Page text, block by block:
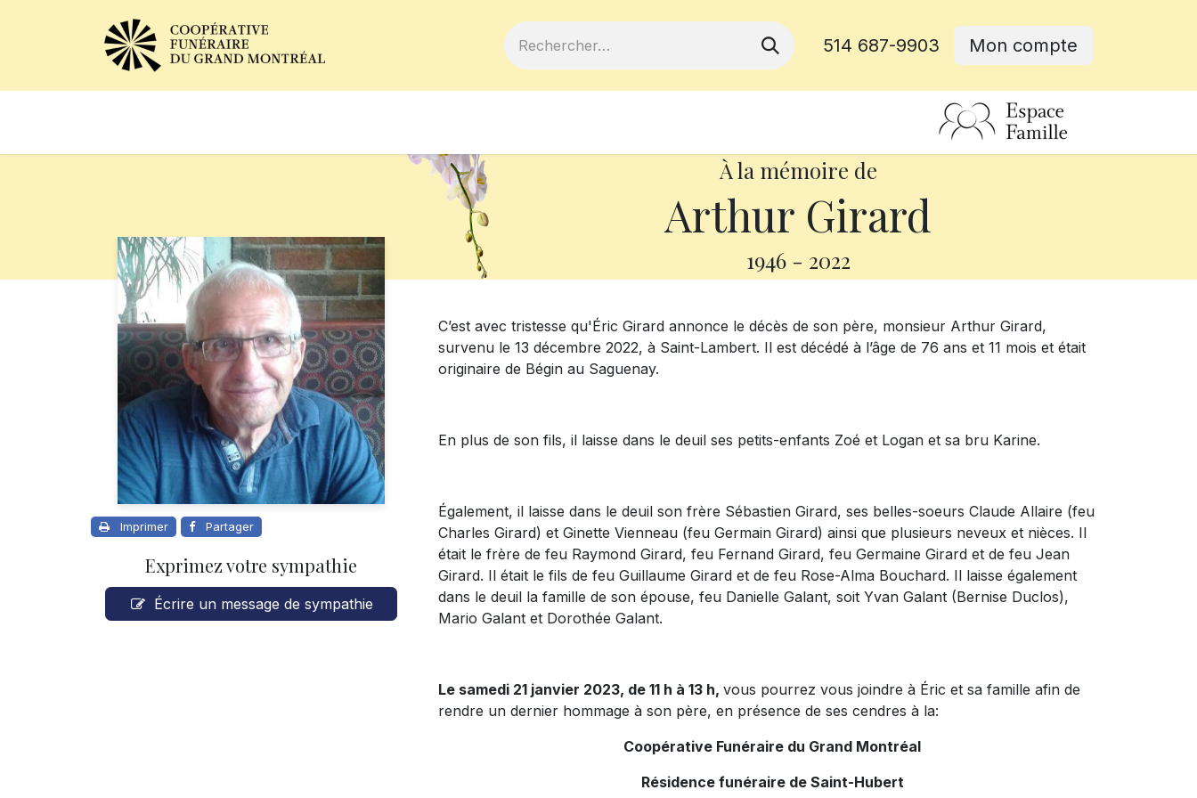
514 687-9903 Mon compte
À la mémoire de
Arthur Girard
1946 - 2022
Imprimer Partager
Exprimez votre sympathie
Écrire un message de sympathie
C’est avec tristesse qu'Éric Girard annonce le décès de son père, monsieur Arthur Girard,
survenu le 13 décembre 2022, à Saint-Lambert. Il est décédé à l’âge de 76 ans et 11 mois et était
originaire de Bégin au Saguenay.
En plus de son fils, il laisse dans le deuil ses petits-enfants Zoé et Logan et sa bru Karine.
Également, il laisse dans le deuil son frère Sébastien Girard, ses belles-soeurs Claude Allaire (feu
Charles Girard) et Ginette Vienneau (feu Germain Girard) ainsi que plusieurs neveux et nièces. Il
était le frère de feu Raymond Girard, feu Fernand Girard, feu Germaine Girard et de feu Jean
Girard. Il était le fils de feu Guillaume Girard et de feu Rose-Alma Bouchard. Il laisse également
dans le deuil la famille de son épouse, feu Danielle Galant, soit Yvan Galant (Bernise Duclos),
Mario Galant et Dorothée Galant.
Le samedi 21 janvier 2023, de 11 h à 13 h, vous pourrez vous joindre à Éric et sa famille afin de
rendre un dernier hommage à son père, en présence de ses cendres à la:
Coopérative Funéraire du Grand Montréal
Résidence funéraire de Saint-Hubert